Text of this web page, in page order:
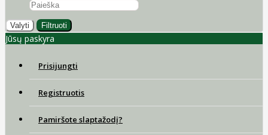
Valyti Filtruoti
Jūsų paskyra
Prisijungti
Registruotis
Pamiršote slaptažodį?